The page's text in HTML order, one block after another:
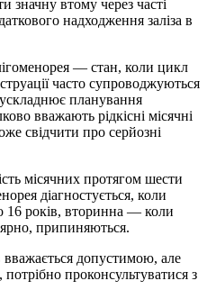
значну втому через часті
надходження заліза в
— стан, коли цикл
часто супроводжуються
планування
вважають рідкісні місячні
свідчити про серйозні
місячних протягом шести
діагностується, коли
16 років, вторинна — коли
припиняються.
вважається допустимою, але
проконсультуватися з